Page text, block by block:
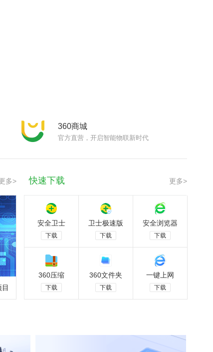
360商城
官方直营，开启智能物联新时代
多> 快速下载 更多>
安全卫士
下载
卫士极速版
下载
安全浏览器
下载
360压缩
下载
360文件夹
下载
一键上网
下载